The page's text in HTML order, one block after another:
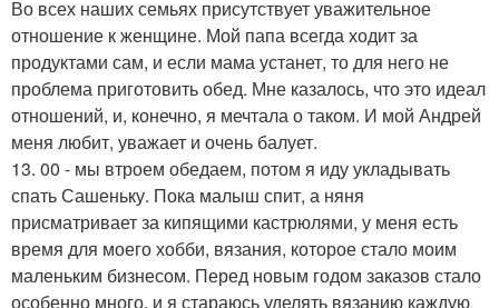
Во всех наших семьях присутствует уважительное
отношение к женщине. Мой папа всегда ходит за
продуктами сам, и если мама устанет, то для него не
проблема приготовить обед. Мне казалось, что это идеал
отношений, и, конечно, я мечтала о таком. И мой Андрей
меня любит, уважает и очень балует.
13. 00 - мы втроем обедаем, потом я иду укладывать
спать Сашеньку. Пока малыш спит, а няня
присматривает за кипящими кастрюлями, у меня есть
время для моего хобби, вязания, которое стало моим
маленьким бизнесом. Перед новым годом заказов стало
особенно много, и я стараюсь уделять вязанию каждую